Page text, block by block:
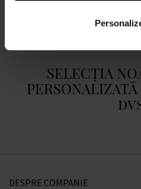
SELECȚIA
DESPRE COMPANIE